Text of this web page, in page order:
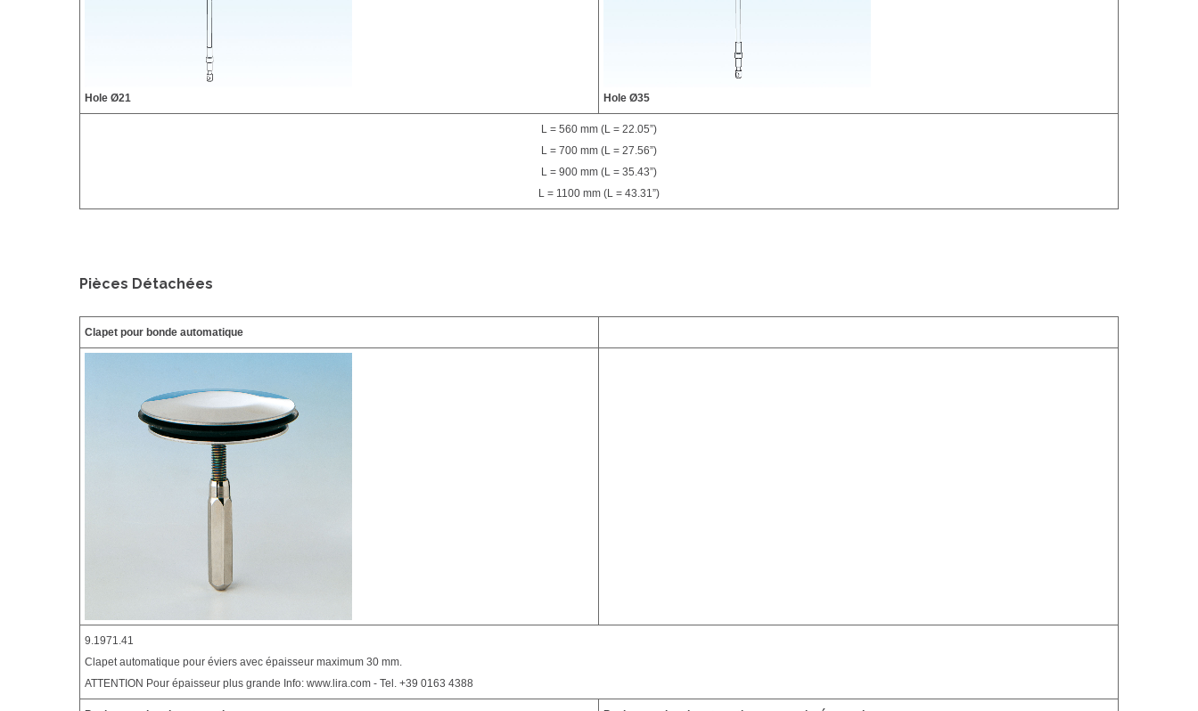
Hole Ø21 Hole Ø35
L = 560 mm (L = 22.05”)
L = 700 mm (L = 27.56”)
L = 900 mm (L = 35.43”)
L = 1100 mm (L = 43.31”)
Pièces Détachées
Clapet pour bonde automatique
9.1971.41
Clapet automatique pour éviers avec épaisseur maximum 30 mm.
ATTENTION Pour épaisseur plus grande Info: www.lira.com - Tel. +39 0163 4388